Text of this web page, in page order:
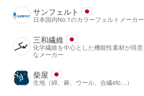
サンフェルト
日本国内No.1のカラーフェルトメーカー
三和繊維
化学繊維を中心とした機能性素材が得意
なメーカー
柴屋
生地（綿、麻、ウール、合繊etc…）